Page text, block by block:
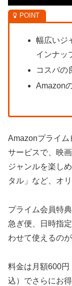
幅広いジ
インナッ
コスパの
Amazon
Amazonプライ
サービスで、映
ジャンルを楽し
タル」など、オ
プライム会員特
急ぎ便、日時指
わせて使えるの
料金は月額600
込）でさらにお